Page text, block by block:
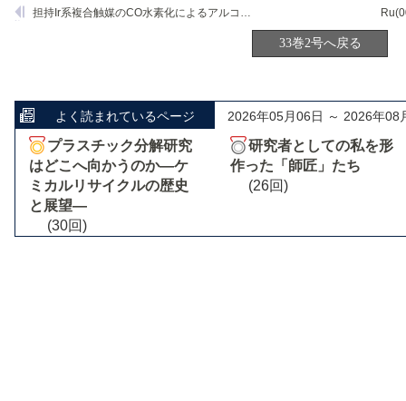
担持Ir系複合触媒のCO水素化によるアルコール合成特性
33巻2号へ戻る
よく読まれているページ 2026年05月06日 ～ 2026年08
プラスチック分解研究
はどこへ向かうのか―ケ
ミカルリサイクルの歴史
と展望―
(30回)
研究者としての私を形
作った「師匠」たち
(26回)